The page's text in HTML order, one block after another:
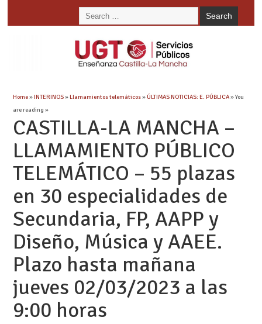
Home»INTERINOS»Llamamientos telemáticos»ÚLTIMAS NOTICIAS: E. PÚBLICA» You
are reading »
CASTILLA-LA MANCHA –
LLAMAMIENTO PÚBLICO
TELEMÁTICO – 55 plazas
en 30 especialidades de
Secundaria, FP, AAPP y
Diseño, Música y AAEE.
Plazo hasta mañana
jueves 02/03/2023 a las
9:00 horas